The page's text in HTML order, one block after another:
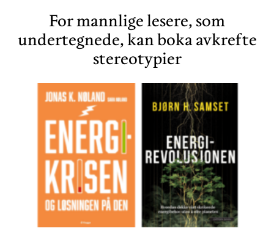
For mannlige lesere, som
undertegnede, kan boka avkrefte
stereotypier